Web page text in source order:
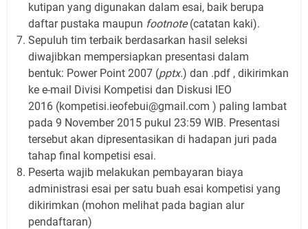
kutipan yang digunakan dalam esai, baik berupa
daftar pustaka maupun footnote (catatan kaki).
Sepuluh tim terbaik berdasarkan hasil seleksi
diwajibkan mempersiapkan presentasi dalam
bentuk: Power Point 2007 (pptx.) dan .pdf , dikirimkan
ke e-mail Divisi Kompetisi dan Diskusi IEO
2016 (kompetisi.ieofebui@gmail.com ) paling lambat
pada 9 November 2015 pukul 23:59 WIB. Presentasi
tersebut akan dipresentasikan di hadapan juri pada
tahap final kompetisi esai.
Peserta wajib melakukan pembayaran biaya
administrasi esai per satu buah esai kompetisi yang
dikirimkan (mohon melihat pada bagian alur
pendaftaran)